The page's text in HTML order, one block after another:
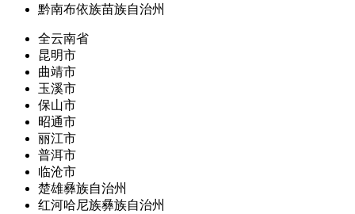
黔南布依族苗族自治州
全云南省
昆明市
曲靖市
玉溪市
保山市
昭通市
丽江市
普洱市
临沧市
楚雄彝族自治州
红河哈尼族彝族自治州